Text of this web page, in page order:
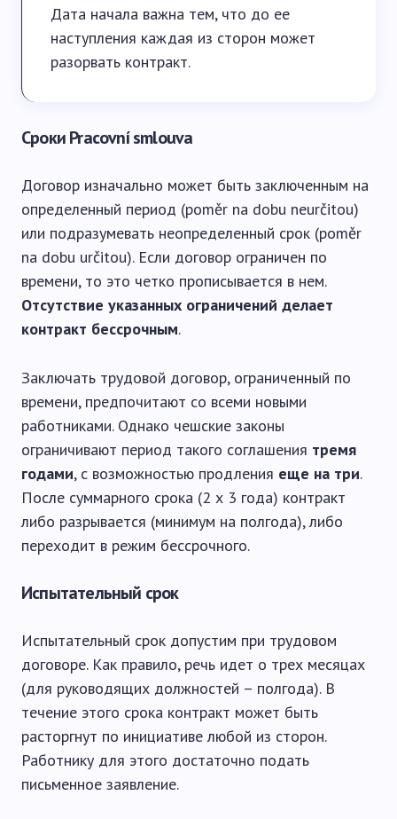
Дата начала важна тем, что до ее
наступления каждая из сторон может
разорвать контракт.
Сроки Pracovní smlouva
Договор изначально может быть заключенным на
определенный период (poměr na dobu neurčitou)
или подразумевать неопределенный срок (poměr
na dobu určitou). Если договор ограничен по
времени, то это четко прописывается в нем.
Отсутствие указанных ограничений делает
контракт бессрочным.
Заключать трудовой договор, ограниченный по
времени, предпочитают со всеми новыми
работниками. Однако чешские законы
ограничивают период такого соглашения тремя
годами, с возможностью продления еще на три.
После суммарного срока (2 х 3 года) контракт
либо разрывается (минимум на полгода), либо
переходит в режим бессрочного.
Испытательный срок
Испытательный срок допустим при трудовом
договоре. Как правило, речь идет о трех месяцах
(для руководящих должностей – полгода). В
течение этого срока контракт может быть
расторгнут по инициативе любой из сторон.
Работнику для этого достаточно подать
письменное заявление.